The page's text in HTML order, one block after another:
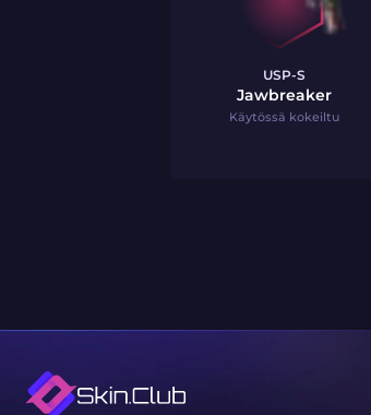
USP-S
Jawbreaker
Käytössä kokeiltu